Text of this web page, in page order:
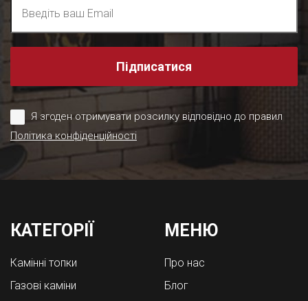
Підписатися
Я згоден отримувати розсилку відповідно до правил
Політика конфіденційності
КАТЕГОРІЇ
Камінні топки
Газові каміни
МЕНЮ
Про нас
Блог